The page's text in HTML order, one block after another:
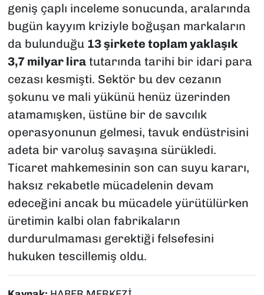
geniş çaplı inceleme sonucunda, aralarında
bugün kayyım kriziyle boğuşan markaların
da bulunduğu 13 şirkete toplam yaklaşık
3,7 milyar liratutarında tarihi bir idari para
cezası kesmişti. Sektör bu dev cezanın
şokunu ve mali yükünü henüz üzerinden
atamamışken, üstüne bir de savcılık
operasyonunun gelmesi, tavuk endüstrisini
adeta bir varoluş savaşına sürükledi.
Ticaret mahkemesinin son can suyu kararı,
haksız rekabetle mücadelenin devam
edeceğini ancak bu mücadele yürütülürken
üretimin kalbi olan fabrikaların
durdurulmaması gerektiği felsefesini
hukuken tescillemiş oldu.